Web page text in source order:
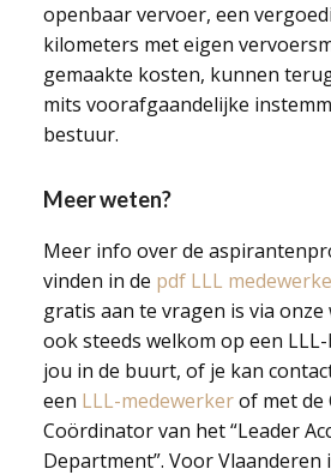
openbaar vervoer, een
kilometers met eigen
gemaakte kosten, kunnen
mits voorafgaandelijke
bestuur.
Meer weten?
Meer info over de
vinden in de pdf LLL
gratis aan te vragen is via onze
ook steeds welkom op een
jou in de buurt, of je kan
een LLL-medewerkerof met de
Coördinator van het “Leader
Department”. Voor Vlaanderen